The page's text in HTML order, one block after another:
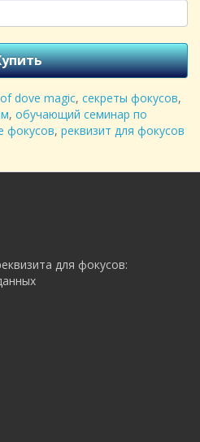
dove magic, секреты фокусов,
, обучающий семинар по
фокусов, реквизит для фокусов
для фокусов: